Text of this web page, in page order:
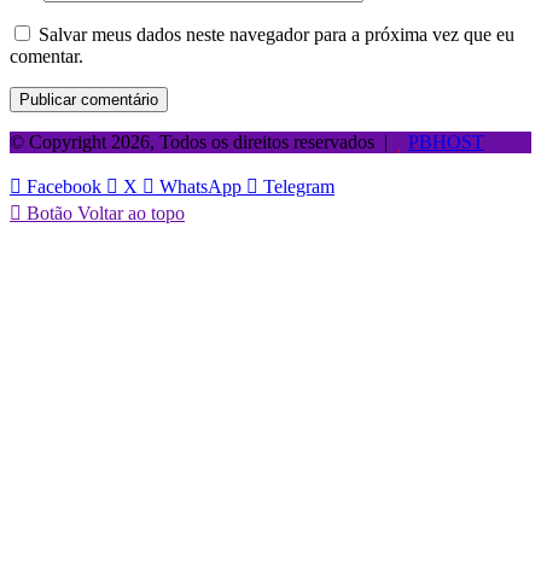
Salvar meus dados neste navegador para a próxima vez que eu
comentar.
© Copyright 2026, Todos os direitos reservados | PBHOST
Facebook X WhatsApp
Telegram
Botão Voltar ao topo